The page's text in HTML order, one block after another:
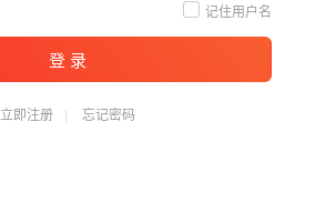
记住用户名
登 录
立即注册 忘记密码